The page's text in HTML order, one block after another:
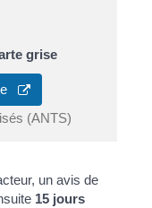
grise
(ANTS)
un avis de
15 jours